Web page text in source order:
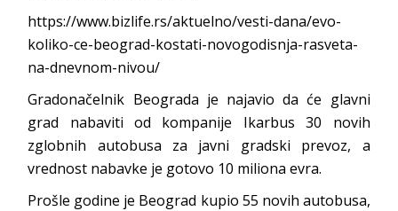
https://www.bizlife.rs/aktuelno/vesti-dana/evo-
koliko-ce-beograd-kostati-novogodisnja-rasveta-
na-dnevnom-nivou/
Gradonačelnik Beograda je najavio da će glavni
grad nabaviti od kompanije Ikarbus 30 novih
zglobnih autobusa za javni gradski prevoz, a
vrednost nabavke je gotovo 10 miliona evra.
Prošle godine je Beograd kupio 55 novih autobusa,